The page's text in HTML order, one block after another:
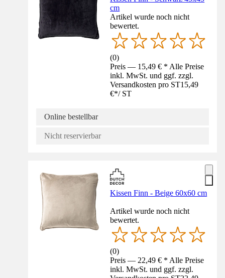
cm
Artikel wurde noch nicht
bewertet.
(0)
Preis — 15,49 € * Alle Preise
inkl. MwSt. und ggf. zzgl.
Versandkosten pro ST15,49
€*/ ST
Online bestellbar
Nicht reservierbar
Kissen Finn - Beige 60x60 cm
Artikel wurde noch nicht
bewertet.
(0)
Preis — 22,49 € * Alle Preise
inkl. MwSt. und ggf. zzgl.